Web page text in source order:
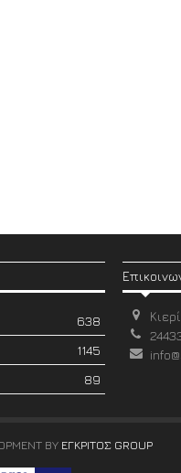
638
1145
89
BY ΕΓΚΡΙΤΟΣ GROUP